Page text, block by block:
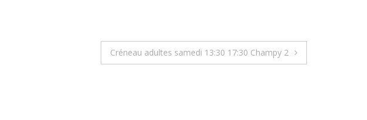
Créneau adultes samedi 13:30 17:30 Champy 2